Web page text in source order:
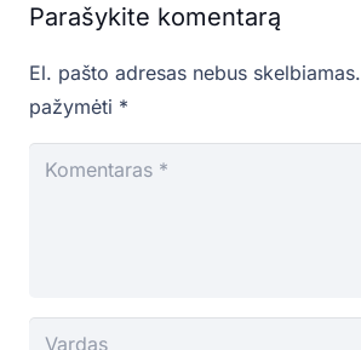
Parašykite komentarą
El. pašto adresas nebus skelbiamas.
pažymėti *